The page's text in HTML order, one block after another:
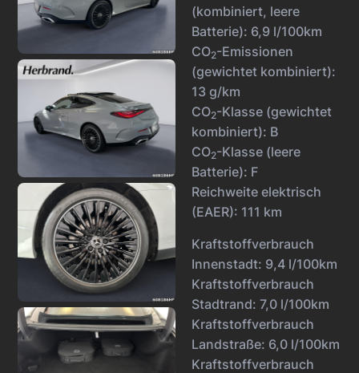
(kombiniert, leere
Batterie): 6,9 l/100km
CO2-Emissionen
(gewichtet kombiniert):
13 g/km
CO2-Klasse (gewichtet
kombiniert): B
CO2-Klasse (leere
Batterie): F
Reichweite elektrisch
(EAER): 111 km
Kraftstoffverbrauch
Innenstadt: 9,4 l/100km
Kraftstoffverbrauch
Stadtrand: 7,0 l/100km
Kraftstoffverbrauch
Landstraße: 6,0 l/100km
Kraftstoffverbrauch